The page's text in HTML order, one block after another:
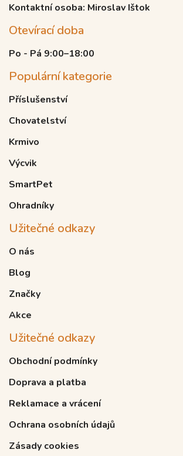
Kontaktní osoba: Miroslav Ištok
Otevírací doba
Po - Pá 9:00–18:00
Populární kategorie
Příslušenství
Chovatelství
Krmivo
Výcvik
SmartPet
Ohradníky
Užitečné odkazy
O nás
Blog
Značky
Akce
Užitečné odkazy
Obchodní podmínky
Doprava a platba
Reklamace a vrácení
Ochrana osobních údajů
Zásady cookies